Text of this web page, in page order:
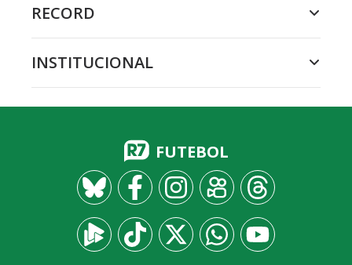
RECORD
INSTITUCIONAL
FUTEBOL